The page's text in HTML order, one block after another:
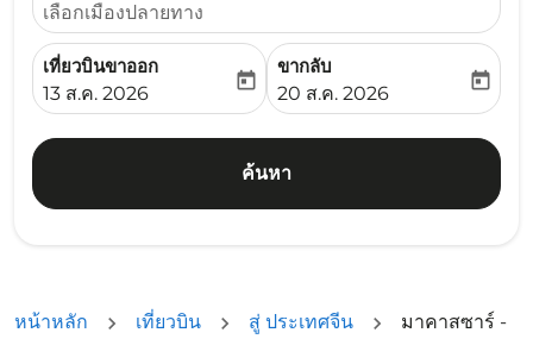
เลือกเมืองปลายทาง
เที่ยวบินขาออก
fc-booking-departure-date-aria-label
13 ส.ค. 2026
today
ขากลับ
fc-booking-return-date-
20 ส.ค. 2026
today
ค้นหา
หน้าหลัก เที่ยวบิน สู่ ประเทศจีน
มาคาสซาร์ -